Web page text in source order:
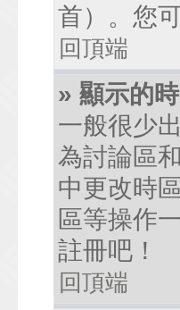
首）。您
回頂端
» 顯示的
一般很少
為討論區
中更改時
區等操作
註冊吧！
回頂端